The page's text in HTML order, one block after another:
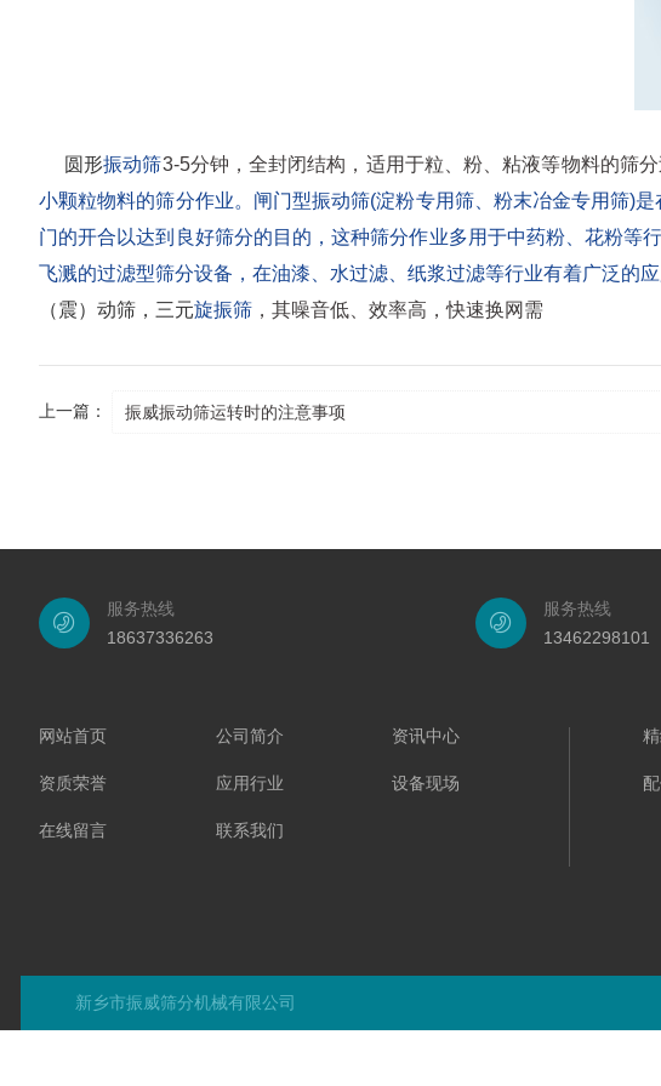
圆形振动筛3-5分钟，全封闭结构，适用于粒、粉、粘液等物料的筛
小颗粒物料的筛分作业。闸门型振动筛(淀粉专用筛、粉末冶金专用筛)
门的开合以达到良好筛分的目的，这种筛分作业多用于中药粉、花粉
飞溅的过滤型筛分设备，在油漆、水过滤、纸浆过滤等行业有着广泛的应
（震）动筛，三元旋振筛 ，其噪音低、效率高，快速换网需
上一篇： 振威振动筛运转时的注意事项
服务热线
18637336263
服务热线
13462298101
网站首页 公司简介 资讯中心
资质荣誉 应用行业 设备现场
在线留言 联系我们
新乡市振威筛分机械有限公司